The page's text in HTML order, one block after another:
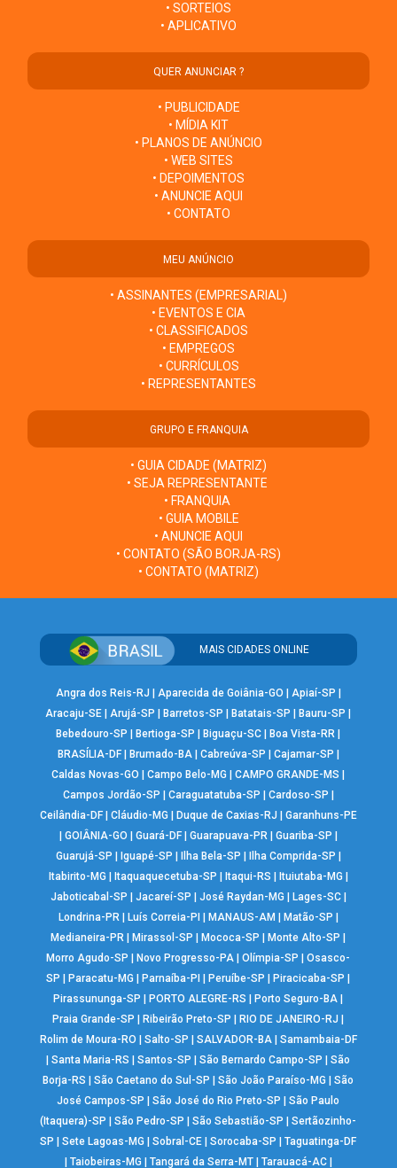
• SORTEIOS
• APLICATIVO
QUER ANUNCIAR ?
• PUBLICIDADE
• MÍDIA KIT
• PLANOS DE ANÚNCIO
• WEB SITES
• DEPOIMENTOS
• ANUNCIE AQUI
• CONTATO
MEU ANÚNCIO
• ASSINANTES (EMPRESARIAL)
• EVENTOS E CIA
• CLASSIFICADOS
• EMPREGOS
• CURRÍCULOS
• REPRESENTANTES
GRUPO E FRANQUIA
• GUIA CIDADE (MATRIZ)
• SEJA REPRESENTANTE
• FRANQUIA
• GUIA MOBILE
• ANUNCIE AQUI
• CONTATO (SÃO BORJA-RS)
• CONTATO (MATRIZ)
MAIS CIDADES ONLINE
Angra dos Reis-RJ | Aparecida de Goiânia-GO | Apiaí-SP |
Aracaju-SE | Arujá-SP |Barretos-SP |Batatais-SP |Bauru-SP |
Bebedouro-SP |Bertioga-SP |Biguaçu-SC |Boa Vista-RR |
BRASÍLIA-DF| Brumado-BA| Cabreúva-SP | Cajamar-SP |
Caldas Novas-GO |Campo Belo-MG |CAMPO GRANDE-MS |
Campos Jordão-SP | Caraguatatuba-SP | Cardoso-SP |
Ceilândia-DF| Cláudio-MG | Duque de Caxias-RJ | Garanhuns-PE
| GOIÂNIA-GO | Guará-DF| Guarapuava-PR | Guariba-SP |
Guarujá-SP | Iguapé-SP | Ilha Bela-SP | Ilha Comprida-SP |
Itabirito-MG | Itaquaquecetuba-SP | Itaqui-RS | Ituiutaba-MG |
Jaboticabal-SP | Jacareí-SP | José Raydan-MG | Lages-SC|
Londrina-PR | Luís Correia-PI | MANAUS-AM | Matão-SP |
Medianeira-PR |Mirassol-SP |Mococa-SP |Monte Alto-SP |
Morro Agudo-SP |Novo Progresso-PA |Olímpia-SP |Osasco-
SP |Paracatu-MG |Parnaíba-PI |Peruíbe-SP |Piracicaba-SP |
Pirassununga-SP |PORTO ALEGRE-RS |Porto Seguro-BA |
Praia Grande-SP |Ribeirão Preto-SP |RIO DE JANEIRO-RJ |
Rolim de Moura-RO | Salto-SP | SALVADOR-BA| Samambaia-DF
|Santa Maria-RS |Santos-SP |São Bernardo Campo-SP |São
Borja-RS |São Caetano do Sul-SP |São João Paraíso-MG |São
José Campos-SP |São José do Rio Preto-SP |São Paulo
(Itaquera)-SP |São Pedro-SP |São Sebastião-SP |Sertãozinho-
SP |Sete Lagoas-MG |Sobral-CE |Sorocaba-SP |Taguatinga-DF
| Taiobeiras-MG | Tangará da Serra-MT| Tarauacá-AC|